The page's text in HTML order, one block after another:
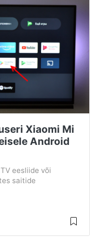
Xiaomi Mi
Android
eesliide või
saitide